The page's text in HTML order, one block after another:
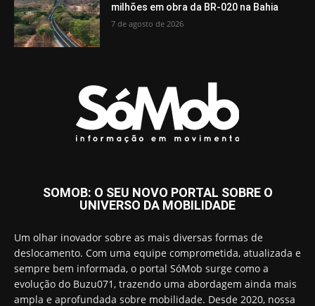
milhões em obra da BR-020 na Bahia
7 de agosto de 2026
SOMOB: O SEU NOVO PORTAL SOBRE O
UNIVERSO DA MOBILIDADE
Um olhar inovador sobre as mais diversas formas de
deslocamento. Com uma equipe comprometida, atualizada e
sempre bem informada, o portal SóMob surge como a
evolução do Buzu071, trazendo uma abordagem ainda mais
ampla e aprofundada sobre mobilidade. Desde 2020, nossa